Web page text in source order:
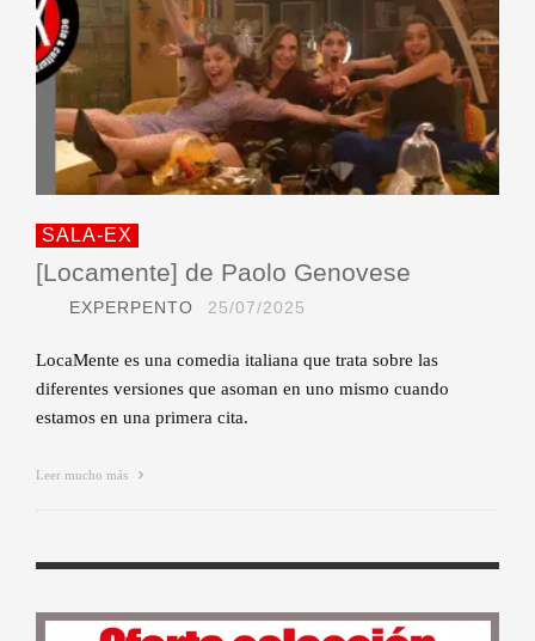
SALA-EX
[Locamente] de Paolo Genovese
EXPERPENTO 25/07/2025
LocaMente es una comedia italiana que trata sobre las
diferentes versiones que asoman en uno mismo cuando
estamos en una primera cita.
Leer mucho más